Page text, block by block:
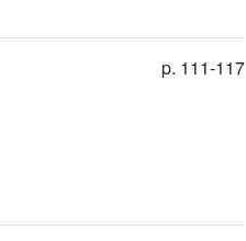
p. 111-117